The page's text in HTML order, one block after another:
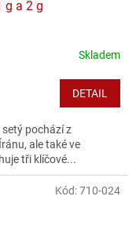
g a 2 g
Skladem
DETAIL
pochází z
ale také ve
tři klíčové...
Kód:710-024